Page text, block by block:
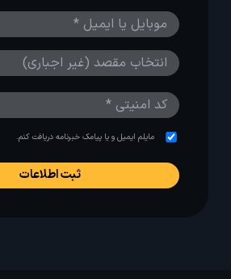
مایلم ایمیل و یا پیامک خبرنامه دریافت کنم.